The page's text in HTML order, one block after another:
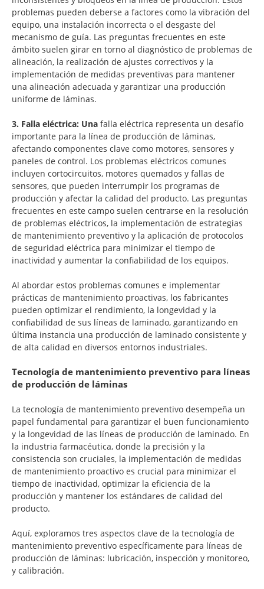
problemas pueden deberse a factores como la vibración del
equipo, una instalación incorrecta o el desgaste del
mecanismo de guía. Las preguntas frecuentes en este
ámbito suelen girar en torno al diagnóstico de problemas de
alineación, la realización de ajustes correctivos y la
implementación de medidas preventivas para mantener
una alineación adecuada y garantizar una producción
uniforme de láminas.
3. Falla eléctrica: Una falla eléctrica representa un desafío
importante para la línea de producción de láminas,
afectando componentes clave como motores, sensores y
paneles de control. Los problemas eléctricos comunes
incluyen cortocircuitos, motores quemados y fallas de
sensores, que pueden interrumpir los programas de
producción y afectar la calidad del producto. Las preguntas
frecuentes en este campo suelen centrarse en la resolución
de problemas eléctricos, la implementación de estrategias
de mantenimiento preventivo y la aplicación de protocolos
de seguridad eléctrica para minimizar el tiempo de
inactividad y aumentar la confiabilidad de los equipos.
Al abordar estos problemas comunes e implementar
prácticas de mantenimiento proactivas, los fabricantes
pueden optimizar el rendimiento, la longevidad y la
confiabilidad de sus líneas de laminado, garantizando en
última instancia una producción de laminado consistente y
de alta calidad en diversos entornos industriales.
Tecnología de mantenimiento preventivo para líneas
de producción de láminas
La tecnología de mantenimiento preventivo desempeña un
papel fundamental para garantizar el buen funcionamiento
y la longevidad de las líneas de producción de laminado. En
la industria farmacéutica, donde la precisión y la
consistencia son cruciales, la implementación de medidas
de mantenimiento proactivo es crucial para minimizar el
tiempo de inactividad, optimizar la eficiencia de la
producción y mantener los estándares de calidad del
producto.
Aquí, exploramos tres aspectos clave de la tecnología de
mantenimiento preventivo específicamente para líneas de
producción de láminas: lubricación, inspección y monitoreo,
y calibración.